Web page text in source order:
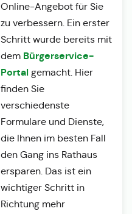
Online-Angebot für Sie
zu verbessern. Ein erster
Schritt wurde bereits mit
dem Bürgerservice-
Portalgemacht. Hier
finden Sie
verschiedenste
Formulare und Dienste,
die Ihnen im besten Fall
den Gang ins Rathaus
ersparen. Das ist ein
wichtiger Schritt in
Richtung mehr